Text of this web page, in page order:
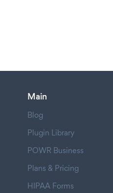
Main
Blog
Plugin Library
POWR Business
Plans & Pricing
HIPAA Forms